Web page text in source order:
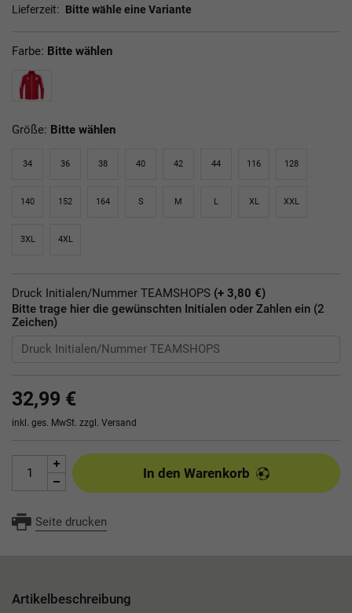
Lieferzeit: Bitte wähle eine Variante
Farbe: Bitte wählen
Größe: Bitte wählen
34 36 38 40 42 44 116 128
140 152 164 S M L XL XXL
3XL 4XL
Druck Initialen/Nummer TEAMSHOPS (+ 3,80 €)
Bitte trage hier die gewünschten Initialen oder Zahlen ein (2
Zeichen)
32,99 €
inkl. ges. MwSt. zzgl. Versand
In den Warenkorb
Seite drucken
Artikelbeschreibung